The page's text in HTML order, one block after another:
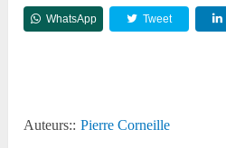
WhatsApp Tweet
Auteurs:: Pierre Corneille